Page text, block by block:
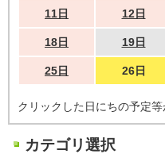
11日 12日
18日 19日
25日 26日
クリックした日にちの予定等
カテゴリ選択